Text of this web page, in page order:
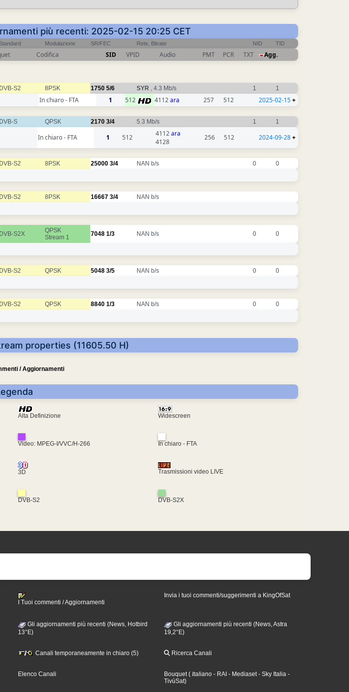
più recenti: 2025-02-15 20:25 CET
Modulazione SR/FEC Rete, Bitrate NID TID
Codifica SID VPID Audio PMT PCR TXT Agg.
DVB-S2 8PSK 1750 5/6 SYR , 4.3 Mb/s 1 1
In chiaro - FTA 1 512 4112ara 257 512 2025-02-15+
DVB-S QPSK 2170 3/4 5.3 Mb/s 1 1
In chiaro - FTA 1 512 4112ara
4128
256 512 2024-09-28+
DVB-S2 8PSK 25000 3/4 NAN b/s 0 0
DVB-S2 8PSK 16667 3/4 NAN b/s
DVB-S2X
QPSK
Stream 1
7048 1/3 NAN b/s 0 0
DVB-S2 QPSK 5048 3/5 NAN b/s 0 0
DVB-S2 QPSK 8840 1/3 NAN b/s 0 0
properties (11605.50 H)
/ Aggiornamenti
Alta Definizione Widescreen
Video: MPEG-I/VVC/H-266 In chiaro - FTA
3D Trasmissioni video LIVE
DVB-S2 DVB-S2X
I Tuoi commenti / Aggiornamenti
Invia i tuoi commenti/suggerimenti a KingOfSat
Gli aggiornamenti più recenti (News, Hotbird
13°E)
Gli aggiornamenti più recenti (News, Astra
19,2°E)
Canali temporaneamente in chiaro (5) Ricerca Canali
Elenco Canali Bouquet ( Italiano - RAI - Mediaset - Sky Italia -
TivùSat)